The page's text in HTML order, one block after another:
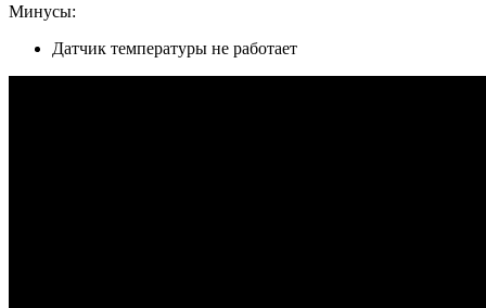
Минусы:
Датчик температуры не работает